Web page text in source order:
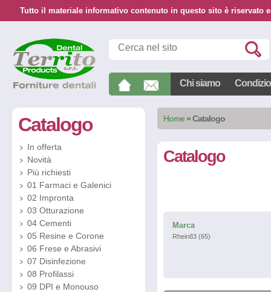
Tutto il materiale informativo contenuto in questo sito è riservato
Chi siamo
Home »Catalogo
Catalogo
In offerta
Novità
Più richiesti
01 Farmaci e Galenici
02 Impronta
03 Otturazione
04 Cementi
05 Resine e Corone
06 Frese e Abrasivi
07 Disinfezione
08 Profilassi
09 DPI e Monouso
Catalogo
Marca
Rhein83 (65)